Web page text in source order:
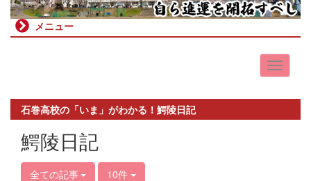
メニュー
石巻高校の「いま」がわかる！鰐陵日記
鰐陵日記
全ての記事 10件